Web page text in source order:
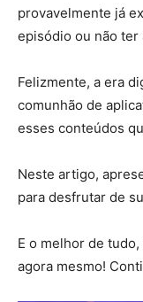
provavelmente já
episódio ou não ter
Felizmente, a era
comunhão de
esses conteúdos
Neste artigo,
para desfrutar de
E o melhor de
agora mesmo!